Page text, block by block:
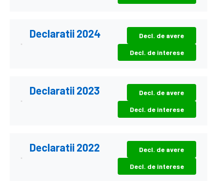
Declaratii 2024 Decl. de avere
Decl. de interese
Declaratii 2023 Decl. de avere
Decl. de interese
Declaratii 2022 Decl. de avere
Decl. de interese